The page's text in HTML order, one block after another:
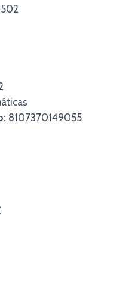
8107370149055